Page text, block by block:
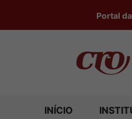
Portal
INÍCIO